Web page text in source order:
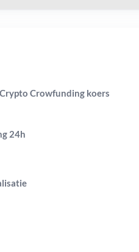
Crowfunding koers
24h